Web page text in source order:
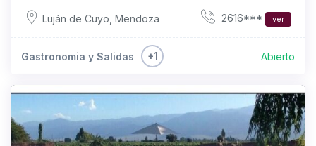
Luján de Cuyo Mendoza 2616*** ver
Gastronomia y Salidas +1 Abierto